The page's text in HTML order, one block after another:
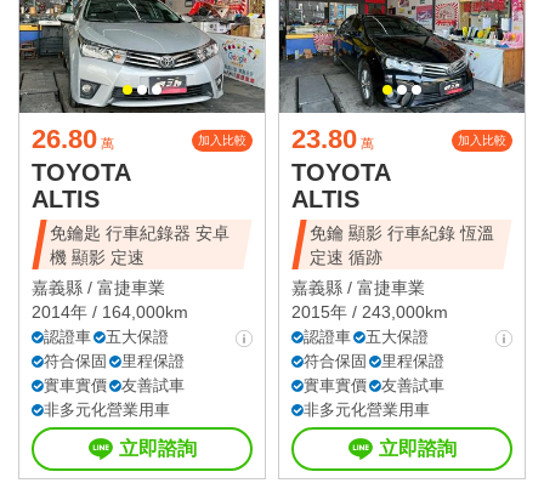
26.80 萬 加入比較
TOYOTA
ALTIS
免鑰匙 行車紀錄器 安卓
機 顯影 定速
嘉義縣 / 富捷車業
2014年 / 164,000km
認證車
五大保證
符合保固
里程保證
實車實價
友善試車
非多元化營業用車
立即諮詢
23.80 萬 加入比較
TOYOTA
ALTIS
免鑰 顯影 行車紀錄 恆溫
定速 循跡
嘉義縣 / 富捷車業
2015年 / 243,000km
認證車
五大保證
符合保固
里程保證
實車實價
友善試車
非多元化營業用車
立即諮詢